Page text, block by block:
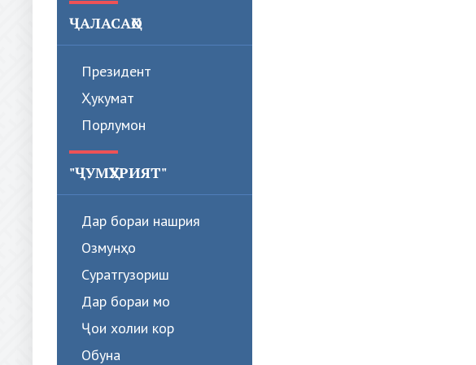
ҶАЛАСАҲО
Президент
Ҳукумат
Порлумон
"ҶУМҲУРИЯТ"
Дар бораи нашрия
Озмунҳо
Суратгузориш
Дар бораи мо
Ҷои холии кор
Обуна